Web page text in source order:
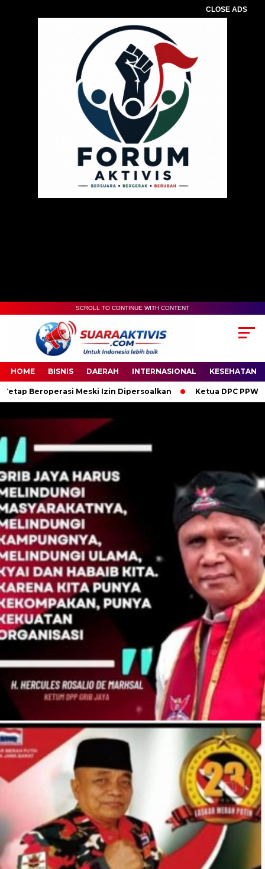
CLOSE ADS
00:00
SCROLL TO CONTINUE WITH CONTENT
HOME BISNIS DAERAH INTERNASIONAL KESEHATAN
Meski Izin Dipersoalkan Ketua DPC PPWI OKI Bersama